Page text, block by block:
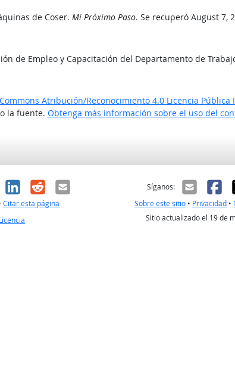
de Coser. Mi Próximo Paso. Se recuperó August 7,
de Empleo y Capacitación del Departamento de
Atribución/Reconocimiento 4.0 Licencia Pública
la fuente. Obtenga más información sobre el uso del
LinkedIn
RedditCorreo electrónico
Citar esta página
Síganos:
Sobre este sitio • Privacidad •
Sitio actualizado el 19 de